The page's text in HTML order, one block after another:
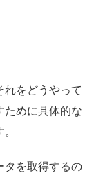
れをどうやって
ために具体的な
タを取得するの